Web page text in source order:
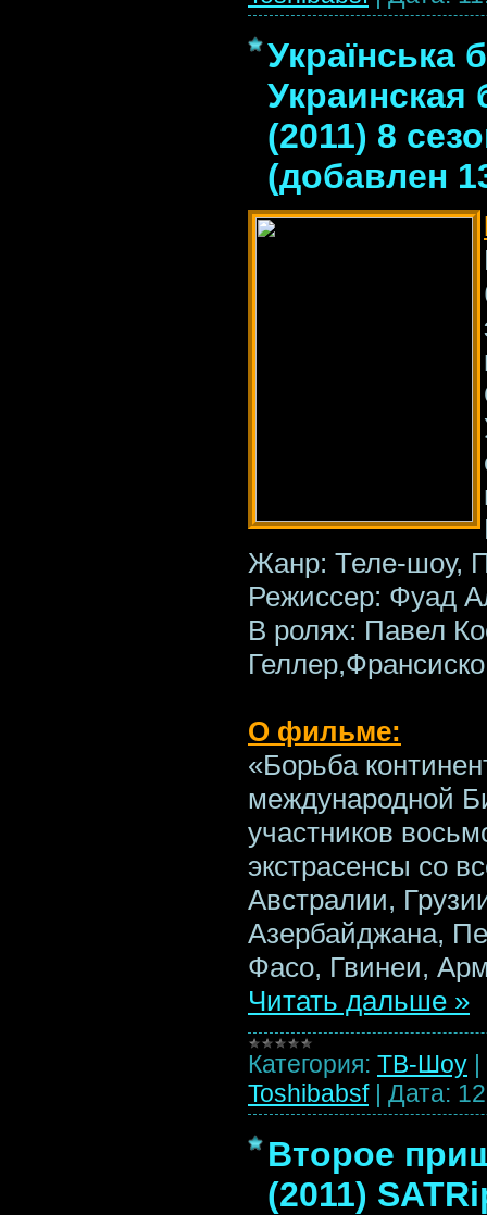
Українська
Украинская
(2011) 8
(добавлен
Жанр: Теле-шоу,
Режиссер: Фуад
В ролях: Павел
О фильме:
«Борьба
международной
участников
экстрасенсы со
Австралии,
Азербайджана,
Фасо, Гвинеи,
Читать дальше »
Категория: ТВ-Шоу |
Toshibabsf | Дата:
Второе
(2011)